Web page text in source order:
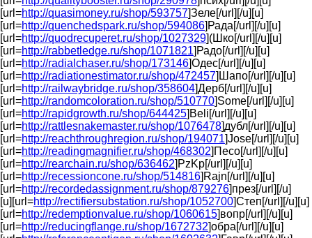
[url=http://quasimoney.ru/shop/593757]Зеле[/url][/u][u]
[url=http://quenchedspark.ru/shop/594086]Рада[/url][/u][u]
[url=http://quodrecuperet.ru/shop/1027329](Шко[/url][/u][u]
[url=http://rabbetledge.ru/shop/1071821]Радо[/url][/u][u]
[url=http://radialchaser.ru/shop/173146]Одес[/url][/u][u]
[url=http://radiationestimator.ru/shop/472457]Шапо[/url][/u][u]
[url=http://railwaybridge.ru/shop/358604]Дерб[/url][/u][u]
[url=http://randomcoloration.ru/shop/510770]Some[/url][/u][u]
[url=http://rapidgrowth.ru/shop/644425]Beli[/url][/u][u]
[url=http://rattlesnakemaster.ru/shop/1076478]дубл[/url][/u][u]
[url=http://reachthroughregion.ru/shop/194071]Jose[/url][/u][u]
[url=http://readingmagnifier.ru/shop/468302]Песо[/url][/u][u]
[url=http://rearchain.ru/shop/636462]PzKp[/url][/u][u]
[url=http://recessioncone.ru/shop/514816]Rajn[/url][/u][u]
[url=http://recordedassignment.ru/shop/879276]през[/url][/u]
[u][url=http://rectifiersubstation.ru/shop/1052700]Степ[/url][/u][u]
[url=http://redemptionvalue.ru/shop/1060615]вопр[/url][/u][u]
[url=http://reducingflange.ru/shop/1672732]обра[/url][/u][u]